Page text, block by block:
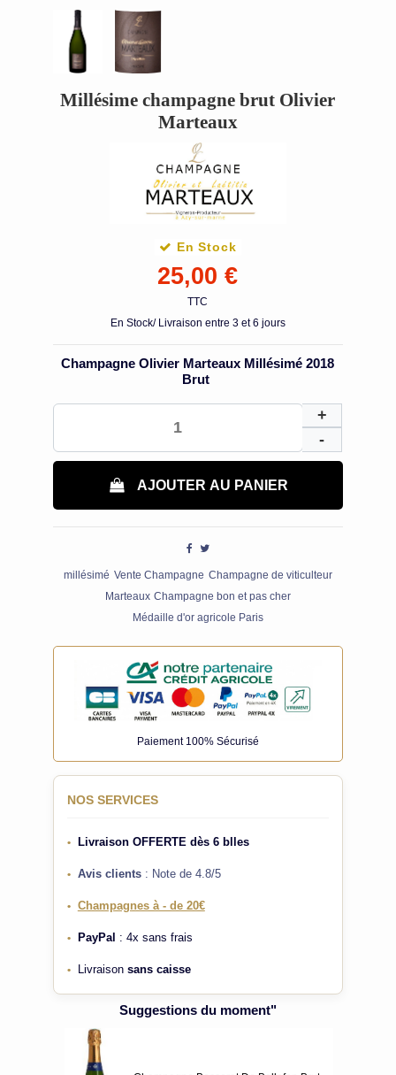
Millésime champagne brut Olivier
Marteaux
En Stock
25,00 €
TTC
En Stock/ Livraison entre 3 et 6 jours
Champagne Olivier Marteaux Millésimé 2018
Brut
AJOUTER AU PANIER
millésimé Vente Champagne Champagne de viticulteur
Marteaux Champagne bon et pas cher
Médaille d'or agricole Paris
Paiement 100% Sécurisé
NOS SERVICES
• Livraison OFFERTE dès 6 blles
• Avis clients: Note de 4.8/5
• Champagnes à - de 20€
• PayPal : 4x sans frais
• Livraison sans caisse
Suggestions du moment"